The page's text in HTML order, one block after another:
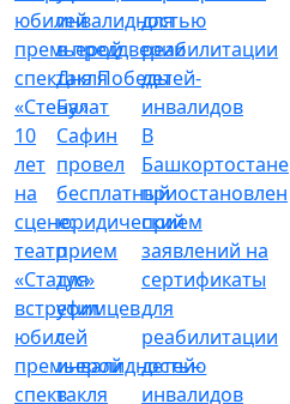
10
лет
на
сцене:
театр
«Статус»
встретил
юбилей
премьерой
спектакля
Булат
Сафин
провел
бесплатный
юридический
прием
для
уфимцев
с
инвалидностью
в
В
Башкортостане
приостановлен
прием
заявлений на
сертификаты
для
реабилитации
детей-
инвалидов